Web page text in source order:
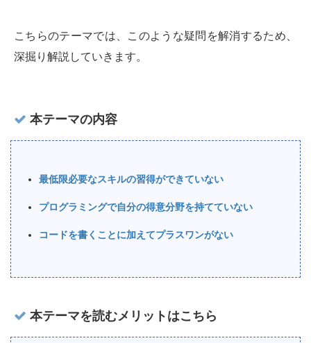
こちらのテーマでは、このような疑問を解消するため、
深掘り解説していきます。
本テーマの内容
最低限必要なスキルの習得ができていない
プログラミングで自分の得意分野を持てていない
コードを書くことに加えてプラスワンがない
本テーマを読むメリットはこちら